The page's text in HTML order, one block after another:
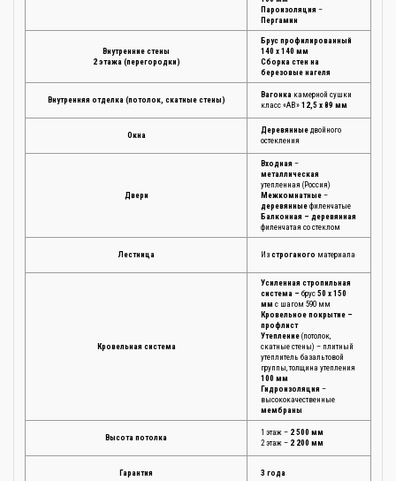
Пароизоляция –
Пергамин
Внутренние стены
2 этажа (перегородки)
Брус профилированный
140 х 140 мм
Сборка стен на
березовые нагеля
Внутренняя отделка (потолок, скатные стены)
Вагонка камерной сушки
класс «АВ» 12,5 х 89 мм
Окна
Деревянные двойного
остекления
Двери
Входная –
металлическая
утепленная (Россия)
Межкомнатные –
деревянные филенчатые
Балконная – деревянная
филенчатая со стеклом
Лестница Из строганого материала
Кровельная система
Усиленная стропильная
система – брус 50 х 150
мм с шагом 590 мм
Кровельное покрытие –
профлист
Утепление (потолок,
скатные стены) – плитный
утеплитель базальтовой
группы, толщина утепления
100 мм
Гидроизоляция –
высококачественные
мембраны
Высота потолка
1 этаж – 2 500 мм
2 этаж – 2 200 мм
Гарантия 3 года